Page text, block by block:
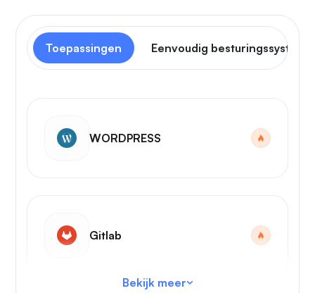
Toepassingen Eenvoudig besturingssysteem
WORDPRESS
Gitlab
Bekijk meer